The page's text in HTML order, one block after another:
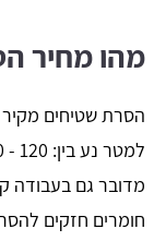
מהו מחיר
הסרת שטיחים
מדובר גם בעבודה
חומרים חזקים